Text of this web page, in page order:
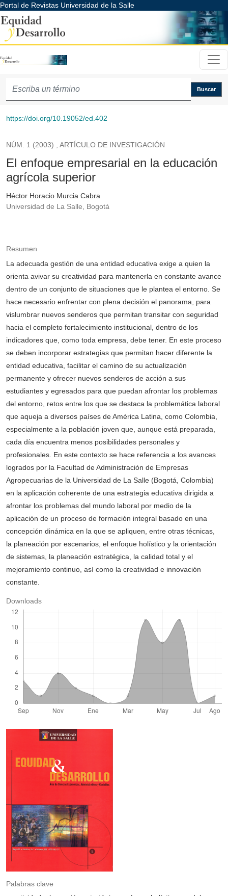
Portal de Revistas Universidad de la Salle
El enfoque empresarial en la educación agrícola superior
Buscar
NÚM. 1 (2003) , ARTÍCULO DE INVESTIGACIÓN
El enfoque empresarial en la educación
agrícola superior
https://doi.org/10.19052/ed.402
Héctor Horacio Murcia Cabra
Universidad de La Salle, Bogotá
Resumen
La adecuada gestión de una entidad educativa exige a quien la
orienta avivar su creatividad para mantenerla en constante avance
dentro de un conjunto de situaciones que le plantea el entorno. Se
hace necesario enfrentar con plena decisión el panorama, para
vislumbrar nuevos senderos que permitan transitar con seguridad
hacia el completo fortalecimiento institucional, dentro de los
indicadores que, como toda empresa, debe tener. En este proceso
se deben incorporar estrategias que permitan hacer diferente la
entidad educativa, facilitar el camino de su actualización
permanente y ofrecer nuevos senderos de acción a sus
estudiantes y egresados para que puedan afrontar los problemas
del entorno, retos entre los que se destaca la problemática laboral
que aqueja a diversos países de América Latina, como Colombia,
especialmente a la población joven que, aunque está preparada,
cada día encuentra menos posibilidades personales y
profesionales. En este contexto se hace referencia a los avances
logrados por la Facultad de Administración de Empresas
Agropecuarias de la Universidad de La Salle (Bogotá, Colombia)
en la aplicación coherente de una estrategia educativa dirigida a
afrontar los problemas del mundo laboral por medio de la
aplicación de un proceso de formación integral basado en una
concepción dinámica en la que se apliquen, entre otras técnicas,
la planeación por escenarios, el enfoque holístico y la orientación
de sistemas, la planeación estratégica, la calidad total y el
mejoramiento continuo, así como la creatividad e innovación
constante.
Downloads
Palabras clave